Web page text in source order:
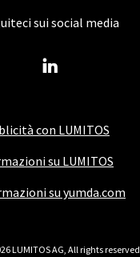
con LUMITOS
su LUMITOS
su yumda.com
sui social media
LUMITOS AG, All rights reserved